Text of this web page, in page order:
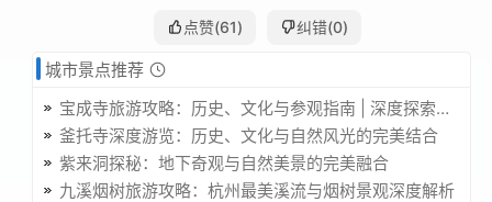
点赞(61) 纠错(0)
城市景点推荐
宝成寺旅游攻略：历史、文化与参观指南 | 深度探索宝成寺
釜托寺深度游览：历史、文化与自然风光的完美结合
紫来洞探秘：地下奇观与自然美景的完美融合
九溪烟树旅游攻略：杭州最美溪流与烟树景观深度解析